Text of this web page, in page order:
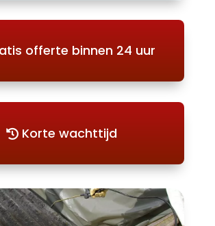
offerte binnen 24 uur
Korte wachttijd